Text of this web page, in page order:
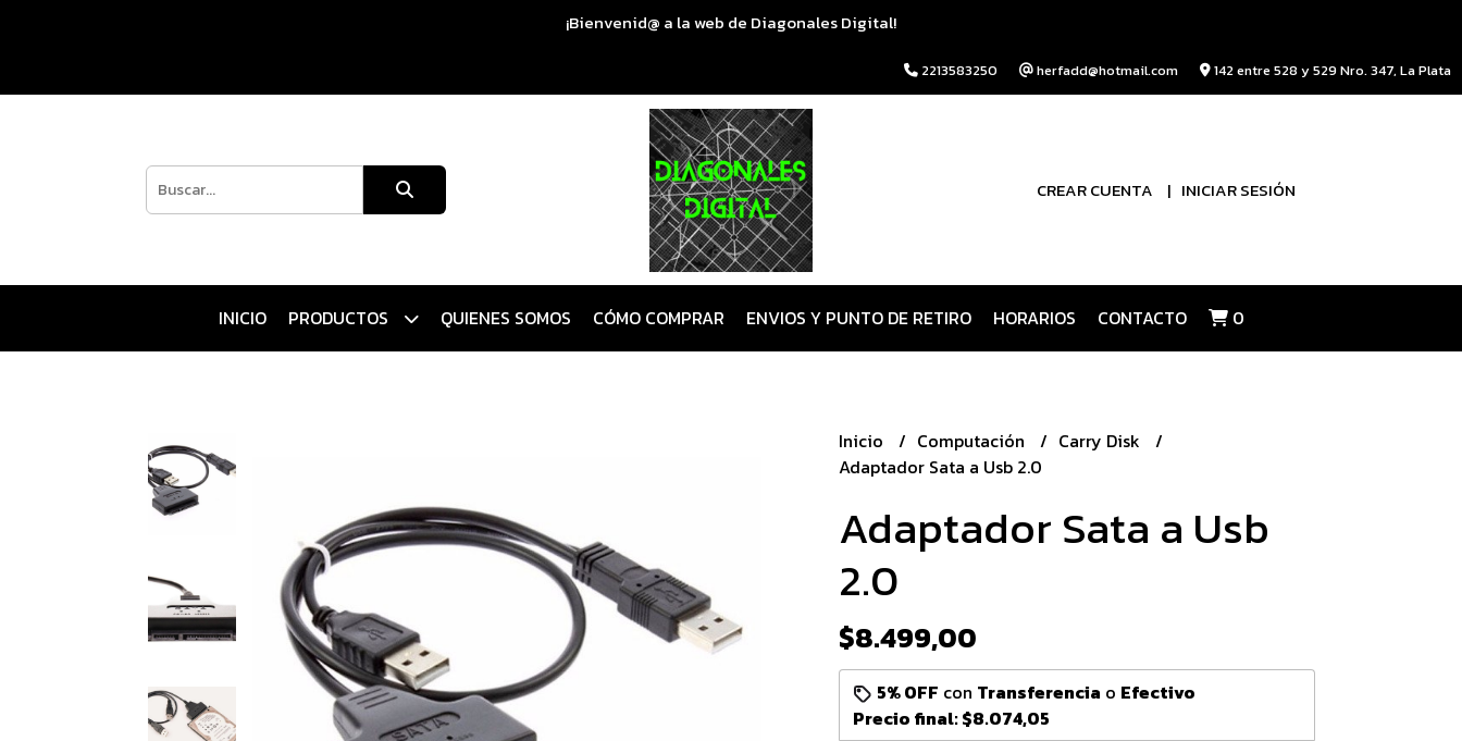
¡Bienvenid@ a la web de Diagonales Digital!
2213583250 herfadd@hotmail.com 142 entre 528 y 529 Nro. 347, La Plata
CREAR CUENTA INICIAR SESIÓN
INICIO PRODUCTOS QUIENES SOMOS CÓMO COMPRAR ENVIOS Y PUNTO DE RETIRO HORARIOS CONTACTO 0
Inicio Computación
Carry Disk
Adaptador Sata a Usb 2.0
Adaptador Sata a Usb
2.0
$8.499,00
5% OFF con Transferencia o Efectivo
Precio final:$8.074,05